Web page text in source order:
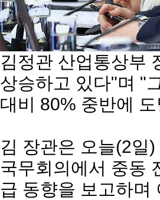
김정관 산업통상부
상승하고 있다"며 "
대비 80% 중반에
김 장관은 오늘(2일
국무회의에서 중동
급 동향을 보고하며